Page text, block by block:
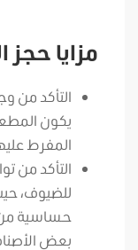
مزايا
التأكد من
يكون
المفرط
التأكد من
للضيوف،
حساسية
بعض